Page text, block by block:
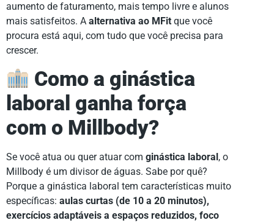
aumento de faturamento, mais tempo livre e alunos
mais satisfeitos. A alternativa ao MFit que você
procura está aqui, com tudo que você precisa para
crescer.
Como a ginástica
laboral ganha força
com o Millbody?
Se você atua ou quer atuar com ginástica laboral, o
Millbody é um divisor de águas. Sabe por quê?
Porque a ginástica laboral tem características muito
específicas: aulas curtas (de 10 a 20 minutos),
exercícios adaptáveis a espaços reduzidos, foco